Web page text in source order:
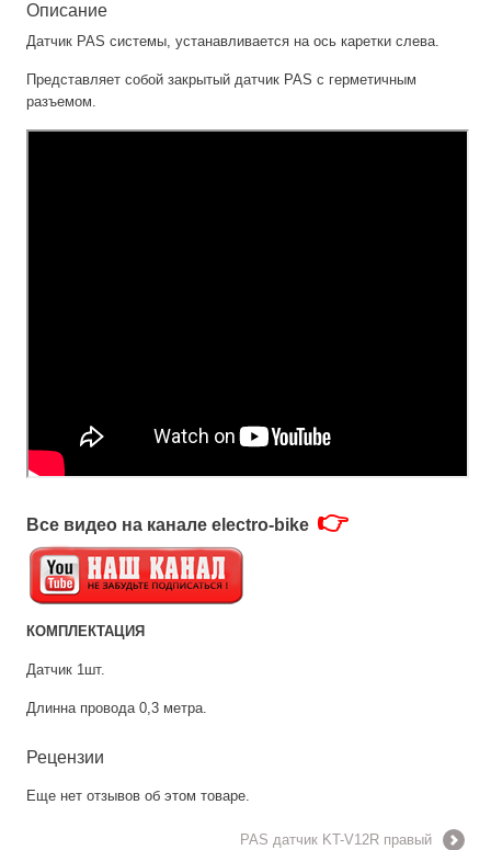
Описание
Датчик PAS системы, устанавливается на ось каретки слева.
Представляет собой закрытый датчик PAS с герметичным
разъемом.
Все видео на канале electro-bike 👉
КОМПЛЕКТАЦИЯ
Датчик 1шт.
Длинна провода 0,3 метра.
Рецензии
Еще нет отзывов об этом товаре.
PAS датчик KT-V12R правый